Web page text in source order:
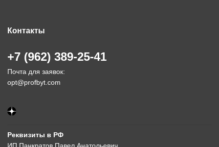
Контакты
+7 (962) 389-25-41
Почта для заявок:
opt@profbyt.com
Реквизиты в РФ